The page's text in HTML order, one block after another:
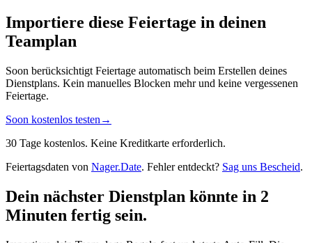
Importiere diese Feiertage in deinen
Teamplan
Soon berücksichtigt Feiertage automatisch beim Erstellen deines
Dienstplans. Kein manuelles Blocken mehr und keine vergessenen
Feiertage.
Soon kostenlos testen →
30 Tage kostenlos. Keine Kreditkarte erforderlich.
Feiertagsdaten von Nager.Date. Fehler entdeckt? Sag uns Bescheid.
Dein nächster Dienstplan könnte in 2
Minuten fertig sein.